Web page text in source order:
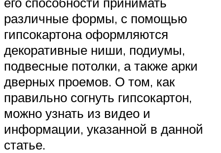
различные формы, с помощью
гипсокартона оформляются
декоративные ниши, подиумы,
подвесные потолки, а также арки
дверных проемов. О том, как
правильно согнуть гипсокартон,
можно узнать из видео и
информации, указанной в данной
статье.